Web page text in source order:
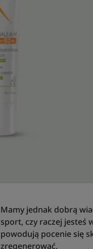
Mamy jednak dobrą
sport, czy raczej jesteś
powodują pocenie się
zregenerować.